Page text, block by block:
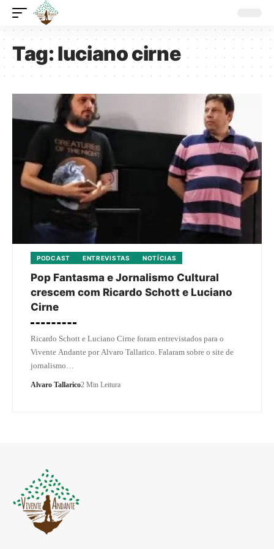
Tag:luciano cirne
PODCAST ENTREVISTAS NOTÍCIAS
Pop Fantasma e Jornalismo Cultural
crescem com Ricardo Schott e Luciano
Cirne
Ricardo Schott e Luciano Cirne foram entrevistados para o
Vivente Andante por Alvaro Tallarico. Falaram sobre o site de
jornalismo…
Alvaro Tallarico2 Min Leitura